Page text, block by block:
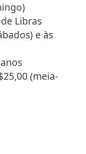
Libras
e às
(meia-